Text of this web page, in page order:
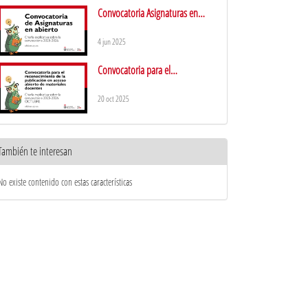
Convocatoria Asignaturas en
4 jun 2025
Convocatoria para el
en acceso abierto de materiales
20 oct 2025
te interesan
existe contenido con estas características